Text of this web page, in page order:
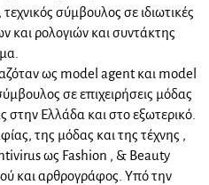
σύμβουλος σε ιδιωτικές
και ρολογιών και συντάκτης
ως model agent και model
σε επιχειρήσεις μόδας
στην Ελλάδα και στο εξωτερικό.
της μόδας και της τέχνης ,
ως Fashion , & Beauty
και αρθρογράφος. Υπό την